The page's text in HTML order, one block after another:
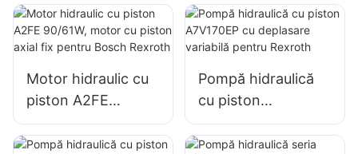
combinate ale
supapelor
Motor hidraulic cu
piston A2FE
90/61W, motor cu
piston axial fix
Pompă hidraulică
cu piston
A7V170EP cu
deplasare variabilă